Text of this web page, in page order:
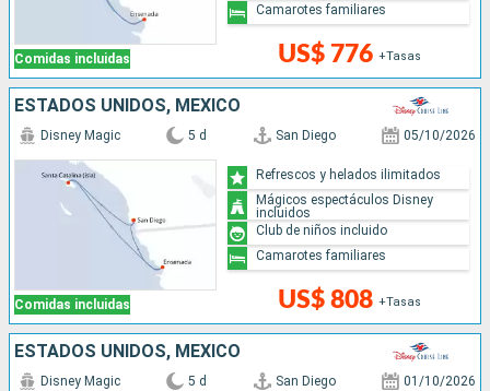
Comidas incluidas US$ 776 +Tasas
Camarotes familiares
ESTADOS UNIDOS, MÉXICO
Comidas incluidas
Disney Magic 5 d San Diego 05/10/2026
US$ 808 +Tasas
Refrescos y helados ilimitados
Mágicos espectáculos Disney
incluidos
Club de niños incluido
Camarotes familiares
ESTADOS UNIDOS, MÉXICO
Disney Magic 5 d San Diego 01/10/2026